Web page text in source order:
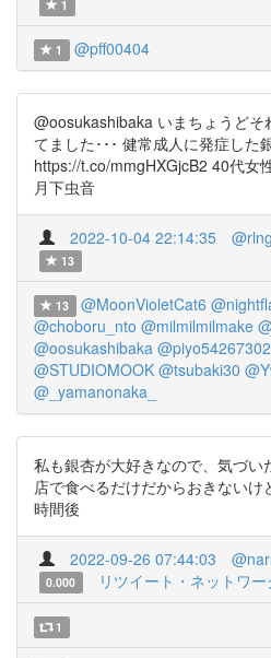
1
1 @pff00404
@oosukashibaka いまちょうどそ
てました･･･ 健常成人に発症した
https://t.co/mmgHXGjcB2 40代女
月下虫音
2022-10-04 22:14:35
13
13 @MoonVioletCat6
@choboru_nto @milmilmilmake
@oosukashibaka @piyo54267302
@STUDIOMOOK @tsubaki30
@_yamanonaka_
私も銀杏が大好きなので、気づい
店で食べるだけだからおきない
時間後
2022-09-26 07:44:03
0.000
リツイート・ネットワ
1